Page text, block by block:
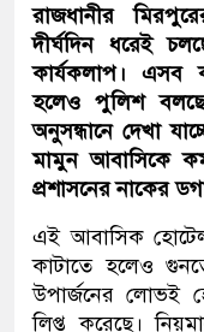
রাজধানীর
দীর্ঘদিন ধরেই
কার্যকলাপ। এসব
হলেও পুলিশ
অনুসন্ধানে দেখা
মামুন আবাসিকে
প্রশাসনের নাকের
এই আবাসিক
কাটাতে হলেও
উপার্জনের লোভই
লিপ্ত করেছে।